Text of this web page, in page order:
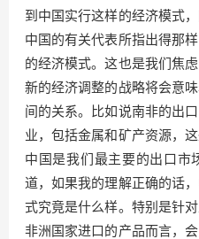
到中国实行这样的经济模式
中国的有关代表所指出得那
的经济模式。这也是我们焦
新的经济调整的战略将会意
间的关系。比如说南非的出
业，包括金属和矿产资源，
中国是我们最主要的出口市
道，如果我的理解正确的话
式究竟是什么样。特别是针
非洲国家进口的产品而言，